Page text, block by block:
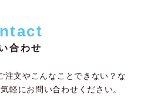
合わせ
注文やこんなことできない？な
軽にお問い合わせください。